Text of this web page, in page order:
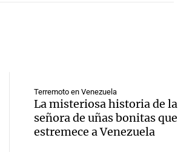
Terremoto en Venezuela
La misteriosa historia de la
señora de uñas bonitas que
estremece a Venezuela